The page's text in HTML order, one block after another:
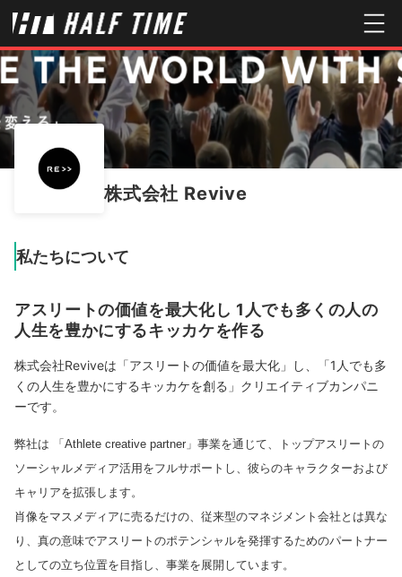
株式会社 Revive
私たちについて
アスリートの価値を最大化し 1人でも多くの人の
人生を豊かにするキッカケを作る
株式会社Reviveは「アスリートの価値を最大化」し、「1人でも多
くの人生を豊かにするキッカケを創る」クリエイティブカンパニ
ーです。
弊社は 「 Athlete creative partner」事業を通じて、トップアスリートの
ソーシャルメディア活用をフルサポートし、彼らのキャラクターおよび
キャリアを拡張します。
肖像をマスメディアに売るだけの、従来型のマネジメント会社とは異な
り、真の意味でアスリートのポテンシャルを発揮するためのパートナー
としての立ち位置を目指し、事業を展開しています。